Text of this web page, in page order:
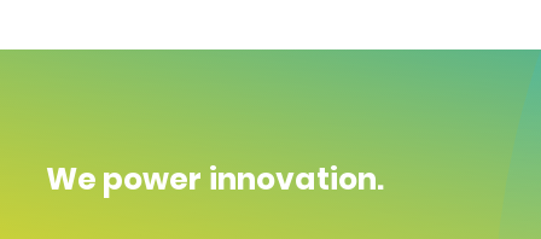
We power innovation.